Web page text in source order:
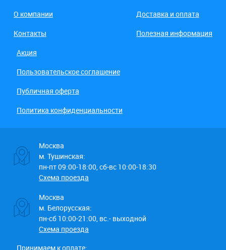
О компании
Доставка и оплата
Контакты
Полезная информация
Акция
Пользовательское соглашение
Публичная оферта
Политика конфиденциальности
Москва
м. Тушинская:
пн-пт 09:00-18:00, сб-вс 10:00-18:30
Схема проезда
Москва
м. Белорусская:
пн-сб 10:00-21:00, вс.- выходной
Схема проезда
Принимаем к оплате: